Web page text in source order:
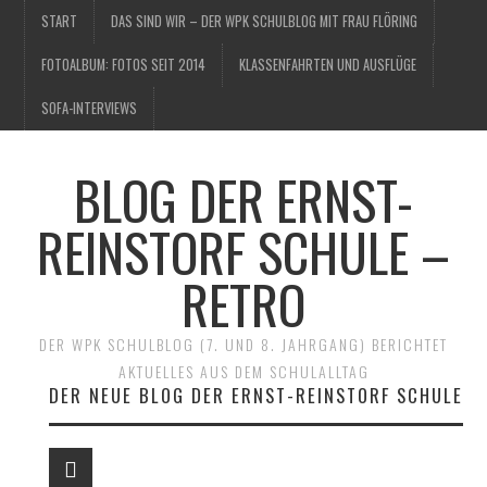
START DAS SIND WIR – DER WPK SCHULBLOG MIT FRAU FLÖRING
FOTOALBUM: FOTOS SEIT 2014 KLASSENFAHRTEN UND AUSFLÜGE
SOFA-INTERVIEWS
BLOG DER ERNST-
REINSTORF SCHULE –
RETRO
DER WPK SCHULBLOG (7. UND 8. JAHRGANG) BERICHTET
AKTUELLES AUS DEM SCHULALLTAG
DER NEUE BLOG DER ERNST-REINSTORF SCHULE